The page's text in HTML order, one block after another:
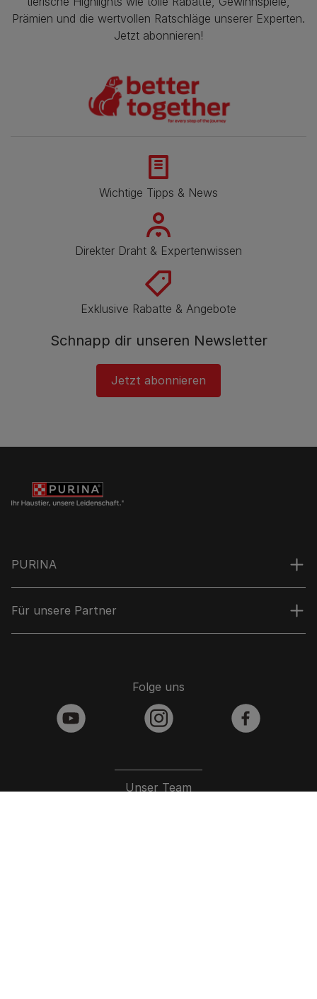
Prämien und die wertvollen Ratschläge unserer Experten.
Jetzt abonnieren!
Wichtige Tipps & News
Direkter Draht & Expertenwissen
Exklusive Rabatte & Angebote
Schnapp dir unseren Newsletter
Jetzt abonnieren
PURINA
Für unsere Partner
Unser Team
Folge uns
youtube instagram facebook